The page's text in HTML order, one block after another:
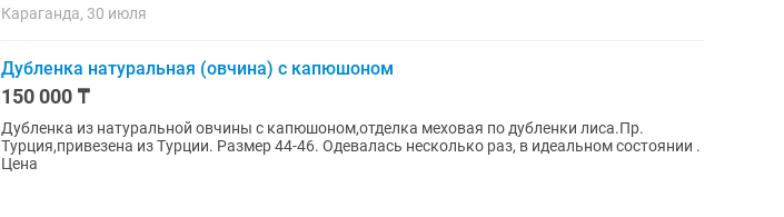
Караганда, 30 июля
Дубленка натуральная (овчина) с капюшоном
150 000 ₸
Дубленка из натуральной овчины с капюшоном,отделка меховая по дубленки лиса.Пр.
Турция,привезена из Турции. Размер 44-46. Одевалась несколько раз, в идеальном состоянии .
Цена